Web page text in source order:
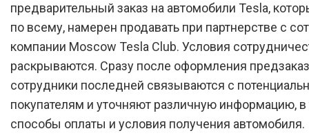
предварительный заказ на автомобили Tesla,
по всему, намерен продавать при партнерстве с
компании Moscow Tesla Club. Условия
раскрываются. Сразу после оформления
сотрудники последней связываются с
покупателям и уточняют различную информацию,
способы оплаты и условия получения автомобиля.